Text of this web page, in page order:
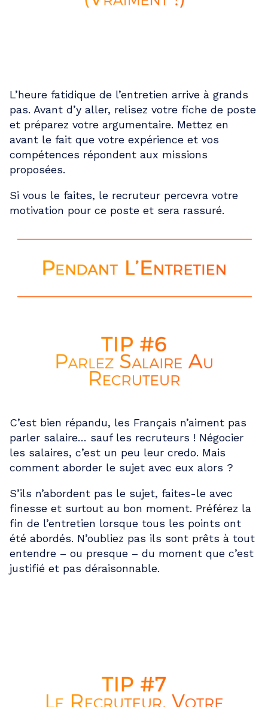
L’heure fatidique de l’entretien arrive à grands
pas. Avant d’y aller, relisez votre fiche de poste
et préparez votre argumentaire. Mettez en
avant le fait que votre expérience et vos
compétences répondent aux missions
proposées.
Si vous le faites, le recruteur percevra votre
motivation pour ce poste et sera rassuré.
C’est bien répandu, les Français n’aiment pas
parler salaire… sauf les recruteurs ! Négocier
les salaires, c’est un peu leur credo. Mais
comment aborder le sujet avec eux alors ?
S’ils n’abordent pas le sujet, faites-le avec
finesse et surtout au bon moment. Préférez la
fin de l’entretien lorsque tous les points ont
été abordés. N’oubliez pas ils sont prêts à tout
entendre – ou presque – du moment que c’est
justifié et pas déraisonnable.